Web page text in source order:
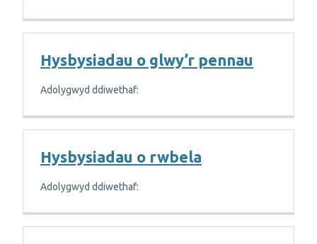
Hysbysiadau o glwy’r pennau
Adolygwyd ddiwethaf:
Hysbysiadau o rwbela
Adolygwyd ddiwethaf: